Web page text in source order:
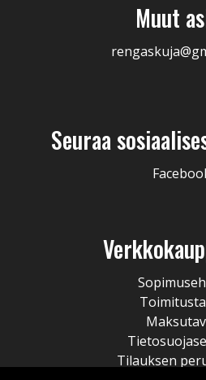
Muut
Seuraa
Tilauksen